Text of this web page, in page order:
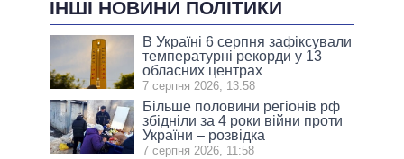
ІНШІ НОВИНИ ПОЛІТИКИ
В Україні 6 серпня зафіксували
температурні рекорди у 13
обласних центрах
7 серпня 2026, 13:58
Більше половини регіонів рф
збідніли за 4 роки війни проти
України – розвідка
7 серпня 2026, 11:58